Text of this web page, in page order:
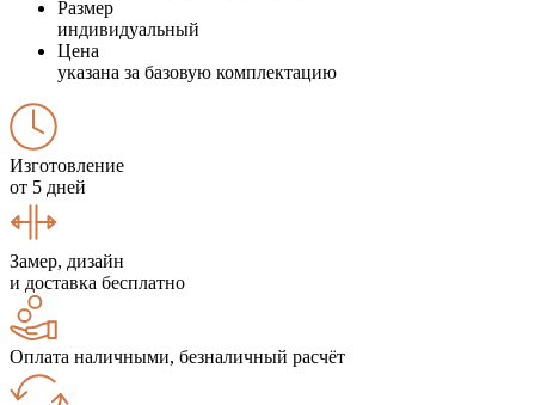
Размер
индивидуальный
Цена
указана за базовую комплектацию
Изготовление
от 5 дней
Замер, дизайн
и доставка бесплатно
Оплата наличными, безналичный расчёт